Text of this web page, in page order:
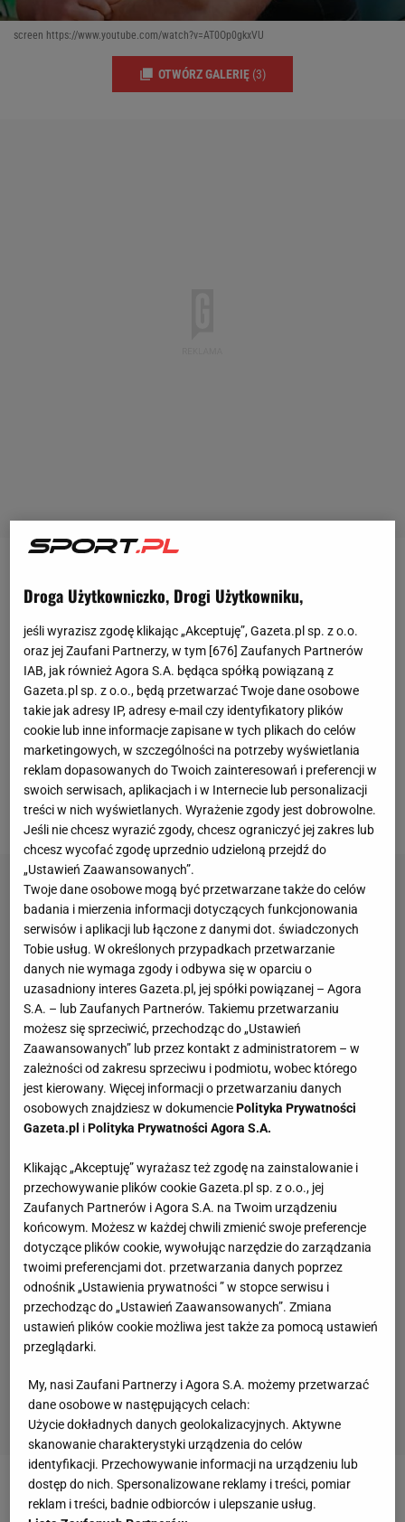
screen https://www.youtube.com/watch?v=AT0Op0gkxVU
OTWÓRZ GALERIĘ (3)
widzieliśmy w czerwcu zeszłego roku. Wtedy to były
strongman podczas gali XTBKSWColosseum 2
został sensacyjnie znokautowany przez Artura
Szpilkę. Od tamtej pory Pudzianowski nie pojawił się
w klatce, jednak nie oznacza to, że ma zamiar
zakończyć karierę wsportach walki. - Wiem, że
przez najbliższe dwa lata będę jeszcze wchodził do
klatki. A potem będę myślał, co dalej. Chce mi się
tak samo, jak 20 lat temu - mówił niedawno 46-latek.
Zobacz wideo
Sportowcy w sejmie. "Nie wyrażałem
Droga Użytkowniczko, Drogi Użytkowniku,
jeśli wyrazisz zgodę klikając „Akceptuję”, Gazeta.pl sp. z o.o.
oraz jej Zaufani Partnerzy, w tym [676] Zaufanych Partnerów
IAB, jak również Agora S.A. będąca spółką powiązaną z
Gazeta.pl sp. z o.o., będą przetwarzać Twoje dane osobowe
takie jak adresy IP, adresy e-mail czy identyfikatory plików
cookie lub inne informacje zapisane w tych plikach do celów
marketingowych, w szczególności na potrzeby wyświetlania
reklam dopasowanych do Twoich zainteresowań i preferencji w
swoich serwisach, aplikacjach i w Internecie lub personalizacji
treści w nich wyświetlanych. Wyrażenie zgody jest dobrowolne.
Jeśli nie chcesz wyrazić zgody, chcesz ograniczyć jej zakres lub
chcesz wycofać zgodę uprzednio udzieloną przejdź do
„Ustawień Zaawansowanych”.
Twoje dane osobowe mogą być przetwarzane także do celów
badania i mierzenia informacji dotyczących funkcjonowania
serwisów i aplikacji lub łączone z danymi dot. świadczonych
Tobie usług. W określonych przypadkach przetwarzanie
danych nie wymaga zgody i odbywa się w oparciu o
uzasadniony interes Gazeta.pl, jej spółki powiązanej – Agora
S.A. – lub Zaufanych Partnerów. Takiemu przetwarzaniu
możesz się sprzeciwić, przechodząc do „Ustawień
Zaawansowanych” lub przez kontakt z administratorem – w
zależności od zakresu sprzeciwu i podmiotu, wobec którego
jest kierowany. Więcej informacji o przetwarzaniu danych
osobowych znajdziesz w dokumenciePolityka Prywatności
Gazeta.pl iPolityka Prywatności Agora S.A.
Klikając „Akceptuję” wyrażasz też zgodę na zainstalowanie i
przechowywanie plików cookie Gazeta.pl sp. z o.o., jej
Zaufanych Partnerów i Agora S.A. na Twoim urządzeniu
końcowym. Możesz w każdej chwili zmienić swoje preferencje
dotyczące plików cookie, wywołując narzędzie do zarządzania
twoimi preferencjami dot. przetwarzania danych poprzez
odnośnik „Ustawienia prywatności ” w stopce serwisu i
przechodząc do „Ustawień Zaawansowanych”. Zmiana
ustawień plików cookie możliwa jest także za pomocą ustawień
przeglądarki.
My, nasi Zaufani Partnerzy i Agora S.A. możemy przetwarzać
dane osobowe w następujących celach:
Użycie dokładnych danych geolokalizacyjnych. Aktywne
skanowanie charakterystyki urządzenia do celów
identyfikacji. Przechowywanie informacji na urządzeniu lub
dostęp do nich. Spersonalizowane reklamy i treści, pomiar
reklam i treści, badnie odbiorców i ulepszanie usług.